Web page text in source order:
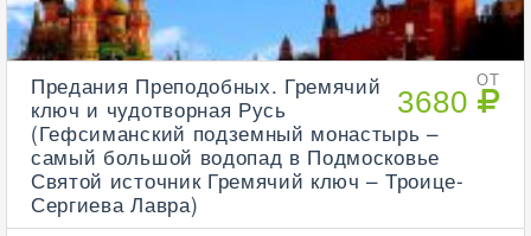
ОТ
3680
Предания Преподобных. Гремячий
ключ и чудотворная Русь
(Гефсиманский подземный монастырь –
самый большой водопад в Подмосковье
Святой источник Гремячий ключ – Троице-
Сергиева Лавра)